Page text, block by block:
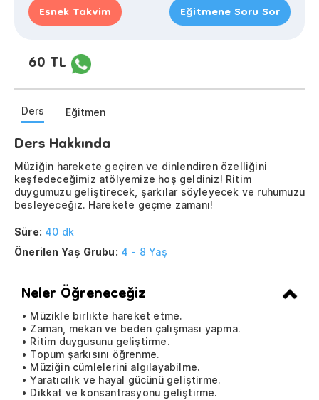
Esnek Takvim Eğitmene Soru Sor
60 TL
Ders Eğitmen
Ders Hakkında
Müziğin harekete geçiren ve dinlendiren özelliğini
keşfedeceğimiz atölyemize hoş geldiniz! Ritim
duygumuzu geliştirecek, şarkılar söyleyecek ve ruhumuzu
besleyeceğiz. Harekete geçme zamanı!
Süre: 40 dk
Önerilen Yaş Grubu: 4 - 8 Yaş
Neler Öğreneceğiz
• Müzikle birlikte hareket etme.
• Zaman, mekan ve beden çalışması yapma.
• Ritim duygusunu geliştirme.
• Topum şarkısını öğrenme.
• Müziğin cümlelerini algılayabilme.
• Yaratıcılık ve hayal gücünü geliştirme.
• Dikkat ve konsantrasyonu geliştirme.